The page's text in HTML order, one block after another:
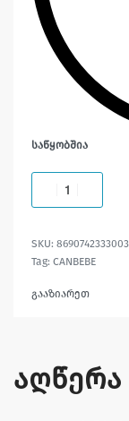
ᲡᲐᲬᲧᲝᲑᲨᲘᲐ
8690742333003
Tag: CANBEBE
გააზიარეთ
აღწერა